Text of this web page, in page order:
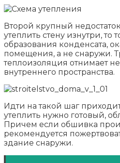
Второй крупный
утеплить стену изнутри, то
образования конденсата,
помещения, а не снаружи.
теплоизоляция отнимает
внутреннего пространства.
Идти на такой шаг
утеплить нужно готовый,
Причем если обшивка
рекомендуется
здание снаружи.